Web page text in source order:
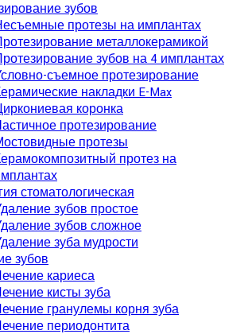
зубов
протезы на имплантах
металлокерамикой
зубов на 4 имплантах
съемное протезирование
накладки E-Max
коронка
протезирование
протезы
протез на
стоматологическая
зубов простое
зубов сложное
зуба мудрости
зубов
кариеса
кисты зуба
гранулемы корня зуба
периодонтита